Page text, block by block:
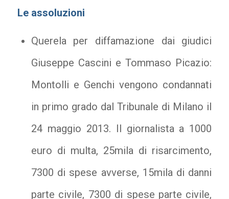
Le assoluzioni
Querela per diffamazione dai giudici
Giuseppe Cascini e Tommaso Picazio:
Montolli e Genchi vengono condannati
in primo grado dal Tribunale di Milano il
24 maggio 2013. Il giornalista a 1000
euro di multa, 25mila di risarcimento,
7300 di spese avverse, 15mila di danni
parte civile, 7300 di spese parte civile,